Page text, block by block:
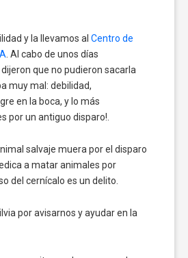
y la llevamos al Centro de
. Al cabo de unos días
que no pudieron sacarla
muy mal: debilidad,
en la boca, y lo más
por un antiguo disparo!.
salvaje muera por el disparo
a matar animales por
del cernícalo es un delito.
por avisarnos y ayudar en la